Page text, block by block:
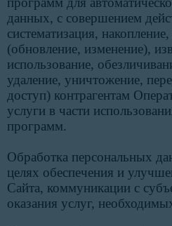
данных, с совершением
систематизация,
(обновление, изменение),
использование,
удаление, уничтожение,
доступ) контрагентам
услуги в части
программ.
Обработка персональных
целях обеспечения и
Сайта, коммуникации с
оказания услуг,